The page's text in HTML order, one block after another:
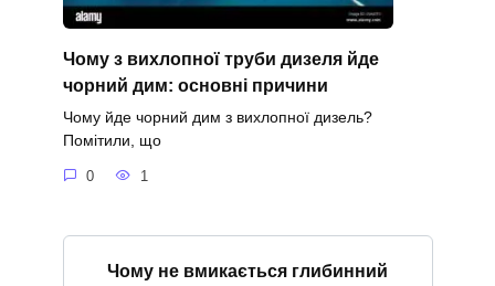
Чому з вихлопної труби дизеля йде
чорний дим: основні причини
Чому йде чорний дим з вихлопної дизель?
Помітили, що
0 1
Чому не вмикається глибинний